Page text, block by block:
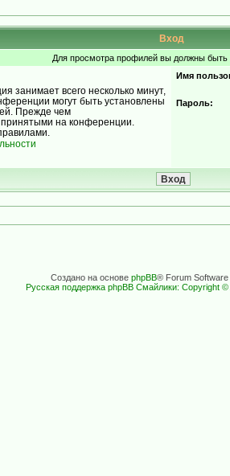
Вход
Для просмотра профилей вы должны быть
занимает всего несколько минут,
могут быть установлены
Прежде чем
принятыми на конференции.
Имя
Пароль:
Создано на основе phpBB® Forum
Русская поддержка phpBB Смайлики: Copyright ©